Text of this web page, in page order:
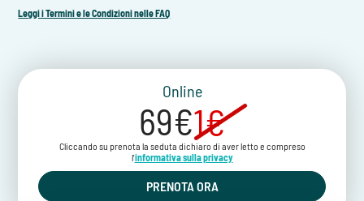
Leggi i Termini e le Condizioni nelle FAQ
Online
69€1€
Cliccando su prenota la seduta dichiaro di aver letto e compreso
l'informativa sulla privacy
PRENOTA ORA